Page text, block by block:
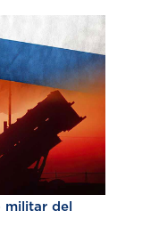
militar del